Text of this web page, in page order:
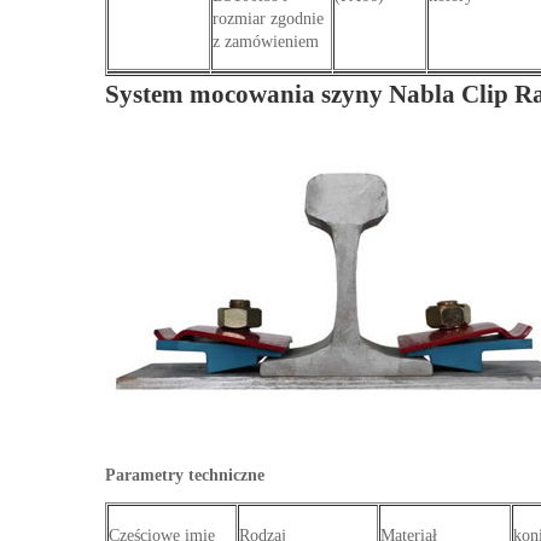
rozmiar zgodnie
z zamówieniem
System mocowania szyny Nabla Clip
Parametry techniczne
Częściowe imię Rodzaj Materiał